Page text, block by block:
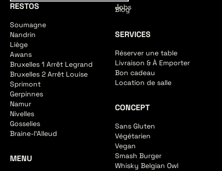
RESTOS
Soumagne
Nandrin
Liège
Awans
Bruxelles 1 Arrêt Legrand
Bruxelles 2 Arrêt Louise
Sprimont
Gerpinnes
Namur
Nivelles
Gosselies
Braine-l'Alleud
MENU
Jobs
Blog
SERVICES
Réserver une table
Livraison & À Emporter
Bon cadeau
Location de salle
CONCEPT
Sans Gluten
Végétarien
Vegan
Smash Burger
Whisky Belgian Owl